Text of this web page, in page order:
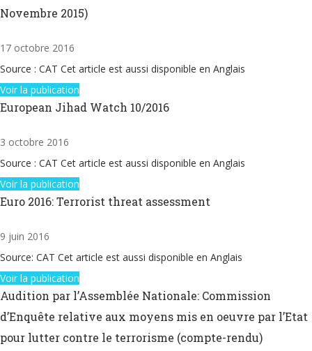
Novembre 2015)
17 octobre 2016
Source : CAT Cet article est aussi disponible en Anglais
Voir la publication
European Jihad Watch 10/2016
3 octobre 2016
Source : CAT Cet article est aussi disponible en Anglais
Voir la publication
Euro 2016: Terrorist threat assessment
9 juin 2016
Source: CAT Cet article est aussi disponible en Anglais
Voir la publication
Audition par l’Assemblée Nationale: Commission
d’Enquête relative aux moyens mis en oeuvre par l’Etat
pour lutter contre le terrorisme (compte-rendu)